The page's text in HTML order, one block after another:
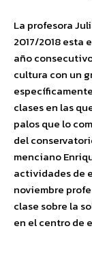
La profesora
2017/2018
año
cultura con un
clases en las
palos que lo
del
menciano
actividades de
noviembre
clase sobre la
en el centro de